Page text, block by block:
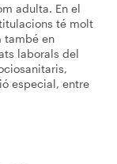
adulta. En el
té molt
també en
laborals del
especial, entre